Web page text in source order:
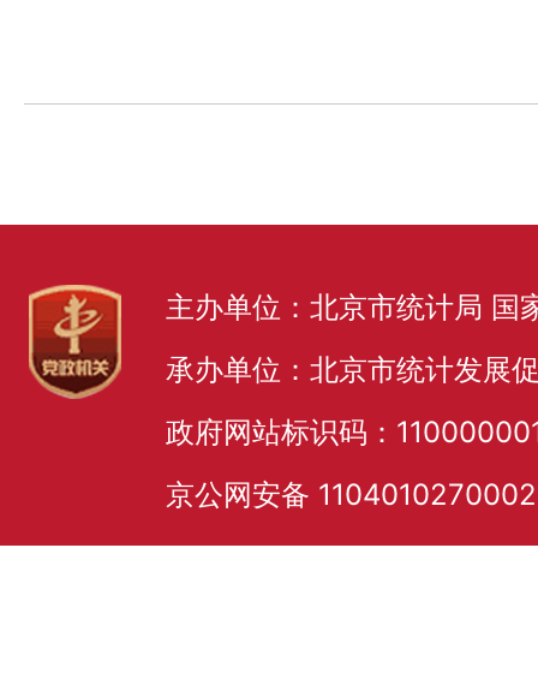
主办单位：北京市统计局 国
承办单位：北京市统计发展
政府网站标识码：
京公网安备